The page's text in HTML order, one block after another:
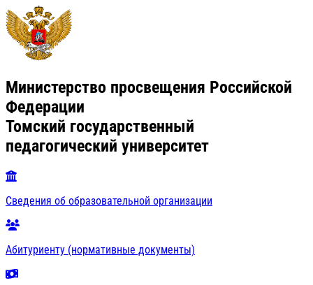
Министерство просвещения Российской
Федерации
Томский государственный
педагогический университет
Сведения об образовательной организации
Абитуриенту (нормативные документы)